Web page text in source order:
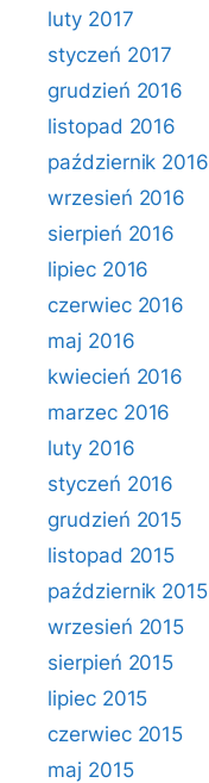
luty 2017
styczeń 2017
grudzień 2016
listopad 2016
październik 2016
wrzesień 2016
sierpień 2016
lipiec 2016
czerwiec 2016
maj 2016
kwiecień 2016
marzec 2016
luty 2016
styczeń 2016
grudzień 2015
listopad 2015
październik 2015
wrzesień 2015
sierpień 2015
lipiec 2015
czerwiec 2015
maj 2015